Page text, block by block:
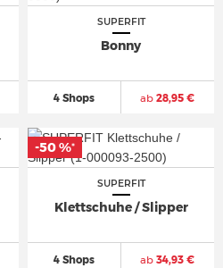
SUPERFIT
Bonny
4 Shops ab 28,95 €
SUPERFIT
Klettschuhe / Slipper
4 Shops ab 34,93 €
-50 %*